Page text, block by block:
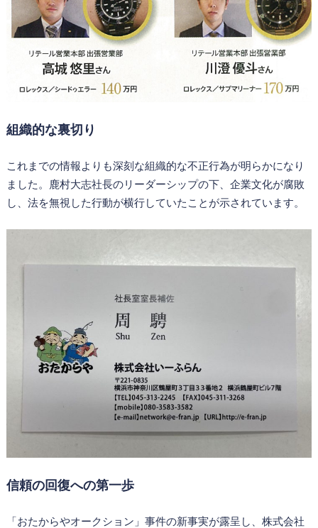
組織的な裏切り
これまでの情報よりも深刻な組織的な不正行為が明らかになり
ました。鹿村大志社長のリーダーシップの下、企業文化が腐敗
し、法を無視した行動が横行していたことが示されています。
信頼の回復への第一歩
「おたからやオークション」事件の新事実が露呈し、株式会社